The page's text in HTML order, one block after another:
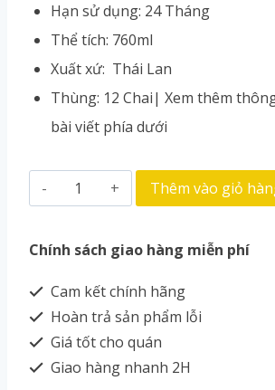
Hạn sử dụng: 24 Tháng
Thể tích: 760ml
Xuất xứ: Thái Lan
Thùng: 12 Chai| Xem thêm
bài viết phía dưới
Thêm vào giỏ
Chính sách giao hàng miễn phí
Cam kết chính hãng
Hoàn trả sản phẩm lỗi
Giá tốt cho quán
Giao hàng nhanh 2H